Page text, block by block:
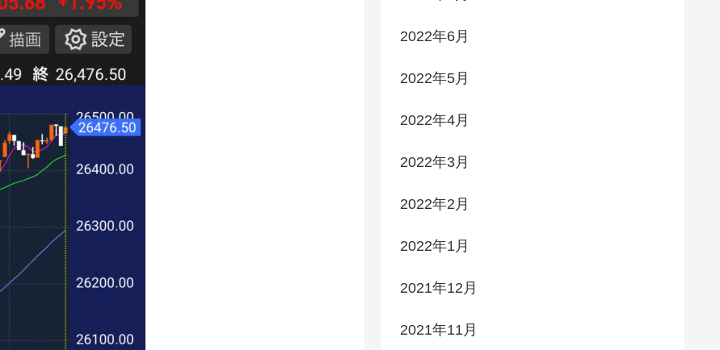
2022年6月
2022年5月
2022年4月
2022年3月
2022年2月
2022年1月
2021年12月
2021年11月